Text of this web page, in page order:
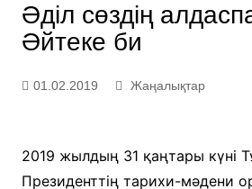
Әділ сөздің
Әйтеке би
01.02.2019 Жаңалықтар
2019 жылдың 31 қаңтары күні
Президенттің тарихи-мәдени